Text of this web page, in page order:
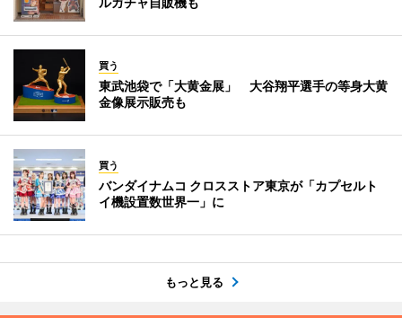
買う
東武池袋で「大黄金展」 大谷翔平選手の等身大黄
金像展示販売も
買う
バンダイナムコ クロスストア東京が「カプセルト
イ機設置数世界一」に
もっと見る